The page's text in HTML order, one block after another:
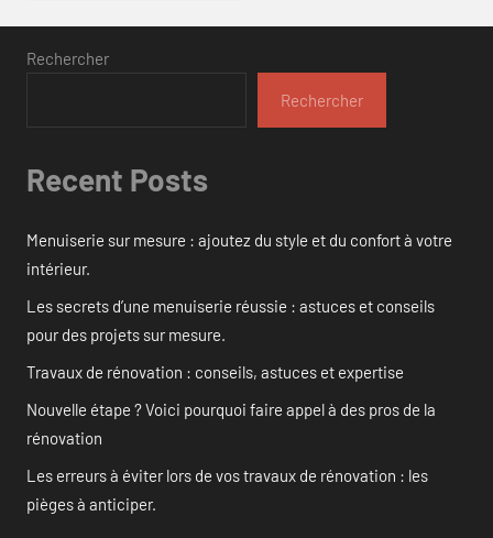
Rechercher
Rechercher
Recent Posts
Menuiserie sur mesure : ajoutez du style et du confort à votre
intérieur.
Les secrets d’une menuiserie réussie : astuces et conseils
pour des projets sur mesure.
Travaux de rénovation : conseils, astuces et expertise
Nouvelle étape ? Voici pourquoi faire appel à des pros de la
rénovation
Les erreurs à éviter lors de vos travaux de rénovation : les
pièges à anticiper.